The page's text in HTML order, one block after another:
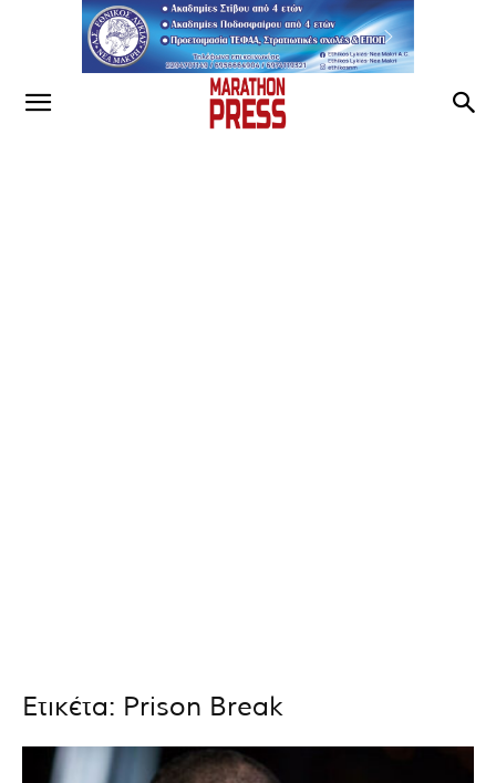
Ετικέτα: Prison Break